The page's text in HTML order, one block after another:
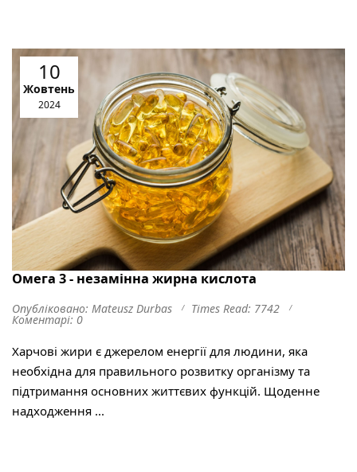
Омега 3 - незамінна жирна кислота
10
Жовтень
2024
Опубліковано: Mateusz Durbas
Times Read: 7742
Коментарі: 0
Харчові жири є джерелом енергії для людини, яка
необхідна для правильного розвитку організму та
підтримання основних життєвих функцій. Щоденне
надходження ...